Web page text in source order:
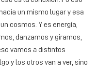
un mismo lugar y esa
cosmos. Y es energía,
danzamos y giramos,
vamos a distintos
y los otros van a ver, sino